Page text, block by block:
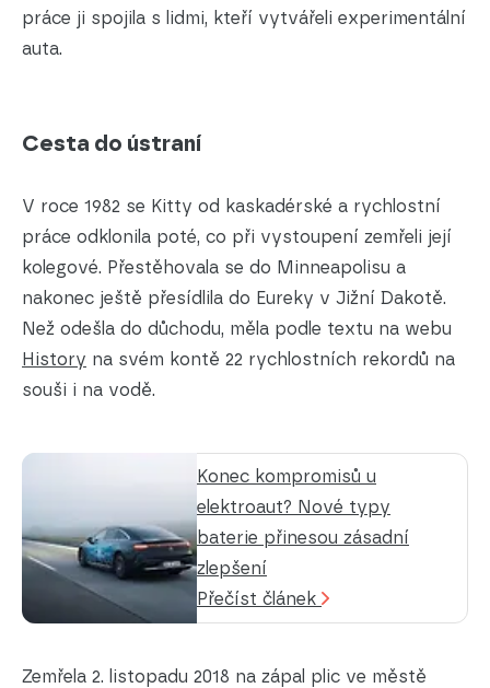
práce ji spojila s lidmi, kteří vytvářeli experimentální
auta.
Cesta do ústraní
V roce 1982 se Kitty od kaskadérské a rychlostní
práce odklonila poté, co při vystoupení zemřeli její
kolegové. Přestěhovala se do Minneapolisu a
nakonec ještě přesídlila do Eureky v Jižní Dakotě.
Než odešla do důchodu, měla podle textu na webu
History na svém kontě 22 rychlostních rekordů na
souši i na vodě.
Konec kompromisů u
elektroaut? Nové typy
baterie přinesou zásadní
zlepšení
Přečíst článek
Zemřela 2. listopadu 2018 na zápal plic ve městě